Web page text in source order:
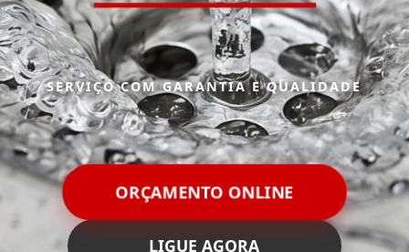
SERVIÇO COM GARANTIA E QUALIDADE
ORÇAMENTO ONLINE
LIGUE AGORA